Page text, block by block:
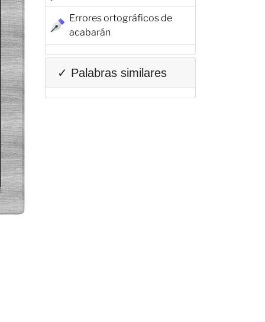
Errores ortográficos de
acabarán
✓ Palabras similares